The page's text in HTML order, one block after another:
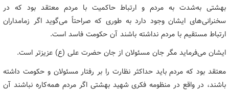
بهشتی به‌شدت به مردم و ارتباط حاکمیت با مردم معتقد بود که در
سخنرانی‌های ایشان وجود دارد به طوری که صراحتاً می‌گوید اگر زمامداران
ارتباط مستقیم با مردم نداشته باشند آن حکومت فاسد است.
ایشان می‌فرماید مگر جان مسئولان از جان حضرت علی (ع) عزیزتر است.
معتقد بود که مردم باید حداکثر نظارت را بر رفتار مسئولان و حکومت داشته
باشند، در واقع در منظومه فکری شهید بهشتی اگر مردم همه‌کاره نباشند آن